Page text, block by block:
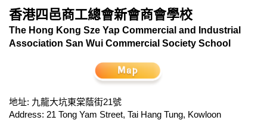
香港四邑商工總會新會商會學校
The Hong Kong Sze Yap Commercial and Industrial
Association San Wui Commercial Society School
地址: 九龍大坑東棠蔭街21號
Address: 21 Tong Yam Street, Tai Hang Tung, Kowloon